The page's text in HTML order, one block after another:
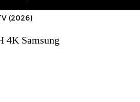
(2026)
Samsung